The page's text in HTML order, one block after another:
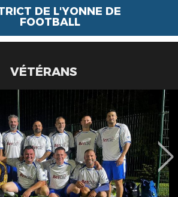
DE L'YONNE DE
FOOTBALL
VÉTÉRANS